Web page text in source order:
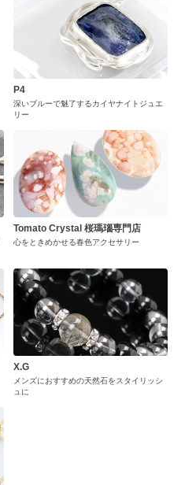
P4
深いブルーで魅了するカイヤナイトジュエ
リー
Tomato Crystal 桜瑪瑙専門店
心をときめかせる春色アクセサリー
X.G
メンズにおすすめの天然石をスタイリッシ
ュに